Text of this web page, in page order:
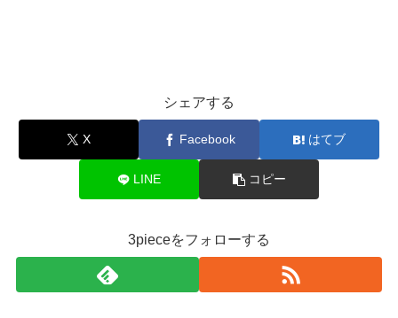
シェアする
X Facebook はてブ
LINE コピー
3pieceをフォローする